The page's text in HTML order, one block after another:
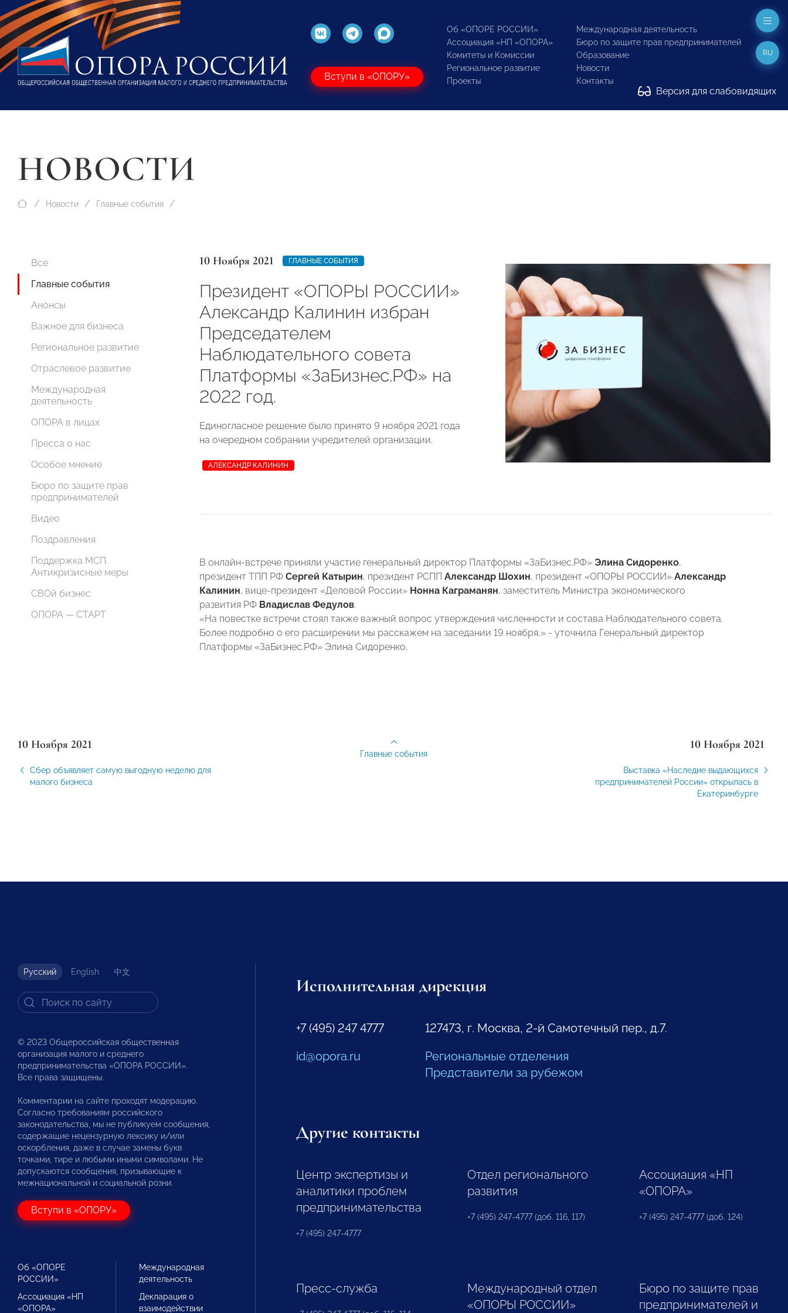
Вступи в «ОПОРУ»
Об «ОПОРЕ РОССИИ»
Ассоциация «НП «ОПОРА»
Комитеты и Комиссии
Региональное развитие
Проекты
Международная деятельность
Бюро по защите прав предпринимателей
Образование
Новости
Контакты
Версия для слабовидящих
RU
НОВОСТИ
Новости Главные события
Все
Главные события
Анонсы
Важное для бизнеса
Региональное развитие
Отраслевое развитие
Международная
деятельность
ОПОРА в лицах
Пресса о нас
Особое мнение
Бюро по защите прав
предпринимателей
Видео
Поздравления
Поддержка МСП.
Антикризисные меры
СВОй бизнес
ОПОРА — СТАРТ
10 Ноября 2021 ГЛАВНЫЕ СОБЫТИЯ
Президент «ОПОРЫ РОССИИ»
Александр Калинин избран
Председателем
Наблюдательного совета
Платформы «ЗаБизнес.РФ» на
2022 год.
Единогласное решение было принято 9 ноября 2021 года
на очередном собрании учредителей организации.
АЛЕКСАНДР КАЛИНИН
В онлайн-встрече приняли участие генеральный директор Платформы «ЗаБизнес.РФ» Элина Сидоренко,
президент ТПП РФ Сергей Катырин, президент РСПП Александр Шохин, президент «ОПОРЫ РОССИИ» Александр
Калинин, вице-президент «Деловой России» Нонна Каграманян, заместитель Министра экономического
развития РФ Владислав Федулов.
«На повестке встречи стоял также важный вопрос утверждения численности и состава Наблюдательного совета.
Более подробно о его расширении мы расскажем на заседании 19 ноября,» - уточнила Генеральный директор
Платформы «ЗаБизнес.РФ» Элина Сидоренко.
10 Ноября 2021
Сбер объявляет самую выгодную неделю для
малого бизнеса
10 Ноября 2021
Выставка «Наследие выдающихся
предпринимателей России» открылась в
Екатеринбурге
Главные события
Русский English 中文
© 2023 Общероссийская общественная
организация малого и среднего
предпринимательства «ОПОРА РОССИИ».
Все права защищены.
Комментарии на сайте проходят модерацию.
Согласно требованиям российского
законодательства, мы не публикуем сообщения,
содержащие нецензурную лексику и/или
оскорбления, даже в случае замены букв
точками, тире и любыми иными символами. Не
допускаются сообщения, призывающие к
межнациональной и социальной розни.
Вступи в «ОПОРУ»
Об «ОПОРЕ
РОССИИ»
Ассоциация «НП
«ОПОРА»
Международная
деятельность
Декларация о
взаимодействии
Исполнительная дирекция
+7 (495) 247 4777
id@opora.ru
127473, г. Москва, 2-й Самотечный пер., д.7.
Региональные отделения
Представители за рубежом
Другие контакты
Центр экспертизы и
аналитики проблем
предпринимательства
+7 (495) 247-4777
Отдел регионального
развития
+7 (495) 247-4777 (доб. 116, 117)
Ассоциация «НП
«ОПОРА»
+7 (495) 247-4777 (доб. 124)
Пресс-служба
Международный отдел
«ОПОРЫ РОССИИ»
Бюро по защите прав
предпринимателей и